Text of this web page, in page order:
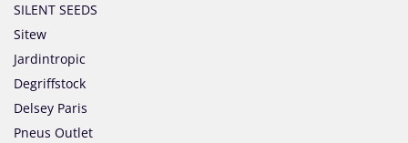
SILENT SEEDS
Sitew
Jardintropic
Degriffstock
Delsey Paris
Pneus Outlet